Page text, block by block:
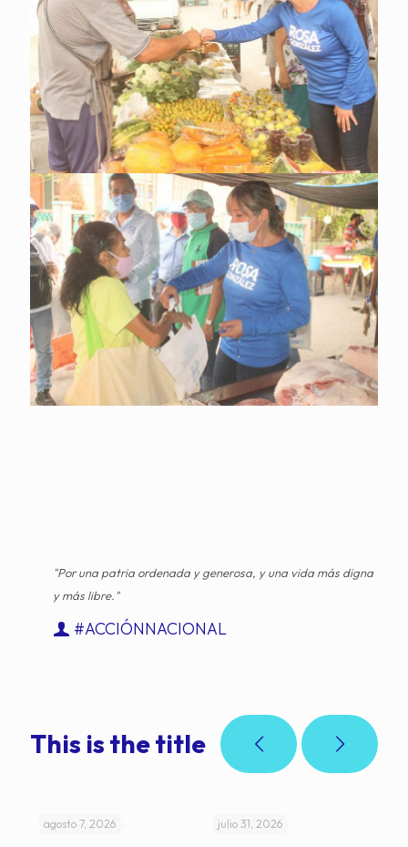
"Por una patria ordenada y generosa, y una vida más digna
y más libre."
#ACCIÓNNACIONAL
This is the title
agosto 7, 2026 julio 31, 2026